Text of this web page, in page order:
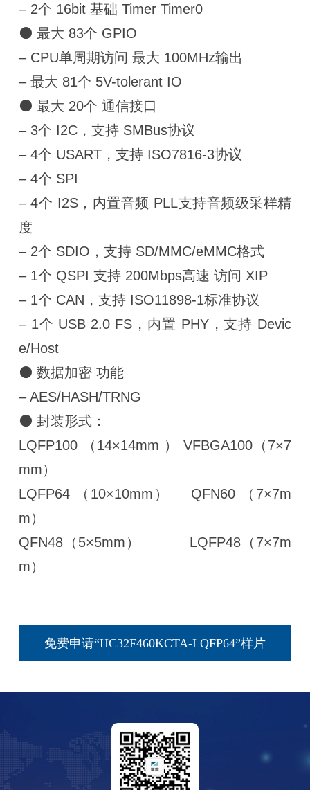
– 2个 16bit 基础 Timer Timer0
⚫ 最大 83个 GPIO
– CPU单周期访问 最大 100MHz输出
– 最大 81个 5V-tolerant IO
⚫ 最大 20个 通信接口
– 3个 I2C，支持 SMBus协议
– 4个 USART，支持 ISO7816-3协议
– 4个 SPI
– 4个 I2S，内置音频 PLL支持音频级采样精
度
– 2个 SDIO，支持 SD/MMC/eMMC格式
– 1个 QSPI 支持 200Mbps高速 访问 XIP
– 1个 CAN，支持 ISO11898-1标准协议
– 1个 USB 2.0 FS，内置 PHY，支持 Devic
e/Host
⚫ 数据加密 功能
– AES/HASH/TRNG
⚫ 封装形式：
LQFP100 （14×14mm ） VFBGA100（7×7
mm）
LQFP64 （10×10mm） QFN60 （7×7m
m）
QFN48（5×5mm） LQFP48（7×7m
m）
免费申请“HC32F460KCTA-LQFP64”样片